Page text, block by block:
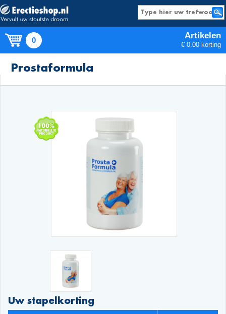
0 Artikelen
€ 0.00 korting
Prostaformula
Uw stapelkorting